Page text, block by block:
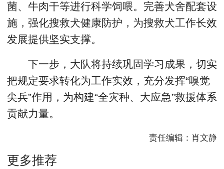
菌、牛肉干等进行科学饲喂。完善犬舍配套设
施，强化搜救犬健康防护，为搜救犬工作长效
发展提供坚实支撑。
下一步，大队将持续巩固学习成果，切实
把规定要求转化为工作实效，充分发挥“嗅觉
尖兵”作用，为构建“全灾种、大应急”救援体系
贡献力量。
责任编辑：肖文静
更多推荐